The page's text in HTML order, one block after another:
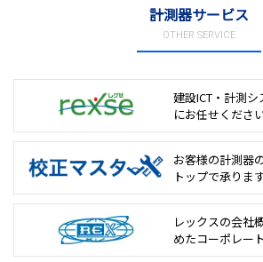
計測器サービス
OTHER SERVICE
建設ICT・計測
にお任せください
お客様の計測器
トップで承ります
レックスの会社
めたコーポレー